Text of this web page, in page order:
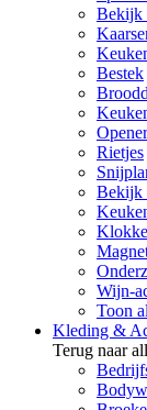
Bekijk
Bestek
Rietjes
Bekijk
Wijn-
Toon
Kleding &
Terug naar